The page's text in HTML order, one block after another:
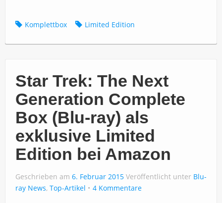
Komplettbox Limited Edition
Star Trek: The Next
Generation Complete
Box (Blu-ray) als
exklusive Limited
Edition bei Amazon
Geschrieben am 6. Februar 2015 Veröffentlicht unter Blu-
ray News, Top-Artikel 4 Kommentare